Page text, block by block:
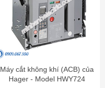
Máy cắt không khí (ACB) của
Hager - Model HWY724